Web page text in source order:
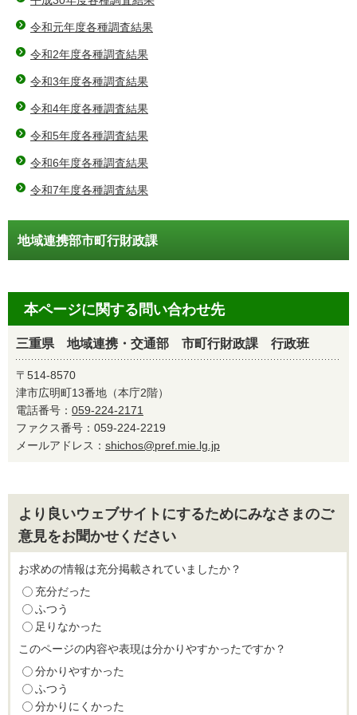
令和元年度各種調査結果
令和2年度各種調査結果
令和3年度各種調査結果
令和4年度各種調査結果
令和5年度各種調査結果
令和6年度各種調査結果
令和7年度各種調査結果
地域連携部市町行財政課
本ページに関する問い合わせ先
三重県 地域連携・交通部 市町行財政課 行政班
〒514-8570
津市広明町13番地（本庁2階）
電話番号： 059-224-2171
ファクス番号：059-224-2219
メールアドレス： shichos@pref.mie.lg.jp
より良いウェブサイトにするためにみなさまのご
意見をお聞かせください
お求めの情報は充分掲載されていましたか？
充分だった
ふつう
足りなかった
このページの内容や表現は分かりやすかったですか？
分かりやすかった
ふつう
分かりにくかった